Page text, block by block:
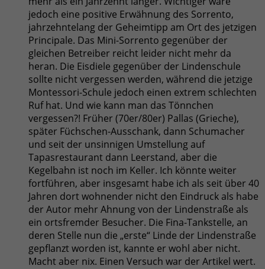
jedoch eine positive Erwähnung des Sorrento,
jahrzehntelang der Geheimtipp am Ort des jetzigen
Principale. Das Mini-Sorrento gegenüber der
gleichen Betreiber reicht leider nicht mehr da
heran. Die Eisdiele gegenüber der Lindenschule
sollte nicht vergessen werden, während die jetzige
Montessori-Schule jedoch einen extrem schlechten
Ruf hat. Und wie kann man das Tönnchen
vergessen?! Früher (70er/80er) Pallas (Grieche),
später Füchschen-Ausschank, dann Schumacher
und seit der unsinnigen Umstellung auf
Tapasrestaurant dann Leerstand, aber die
Kegelbahn ist noch im Keller. Ich könnte weiter
fortführen, aber insgesamt habe ich als seit über 40
Jahren dort wohnender nicht den Eindruck als habe
der Autor mehr Ahnung von der Lindenstraße als
ein ortsfremder Besucher. Die Fina-Tankstelle, an
deren Stelle nun die „erste“ Linde der Lindenstraße
gepflanzt worden ist, kannte er wohl aber nicht.
Macht aber nix. Einen Versuch war der Artikel wert.